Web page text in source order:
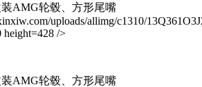
AMG轮毂、方形尾嘴
uploads/allimg/c1310/
/>
AMG轮毂、方形尾嘴